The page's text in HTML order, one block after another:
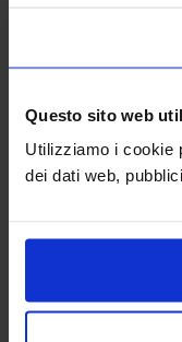
Questo sito web
Utilizziamo i cookie
dei dati web,